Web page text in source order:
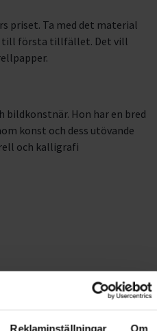
Reklaminställningar Om
priset. Ta med det material
till första tillfället. Det vill
bildkonstnär. Hon har en bred
konst och dess utövande
och kalligrafi